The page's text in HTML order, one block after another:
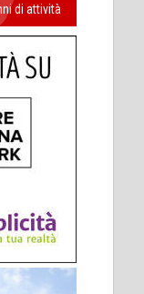
di attività